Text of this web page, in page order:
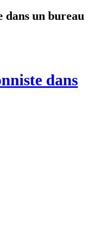
dans un bureau
dans